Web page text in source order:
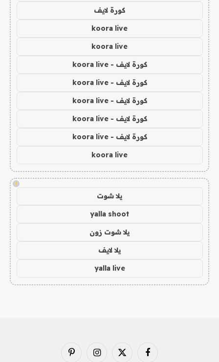
كورة لايف
koora live
koora live
كورة لايف - koora live
كورة لايف - koora live
كورة لايف - koora live
كورة لايف - koora live
كورة لايف - koora live
koora live
!
يلا شوت
yalla shoot
يلا شوت زون
يلا لايف
yalla live
فيسبوك X
الانستغرامبينتيريست